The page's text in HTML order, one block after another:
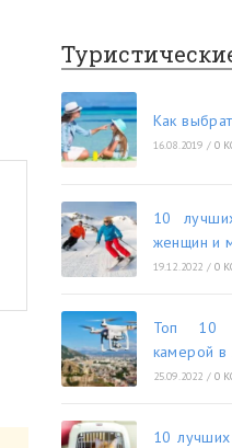
Как
16.08.2019 / 0
10
женщин и
19.12.2022 / 0
Топ 10
камерой
25.09.2022 / 0
10